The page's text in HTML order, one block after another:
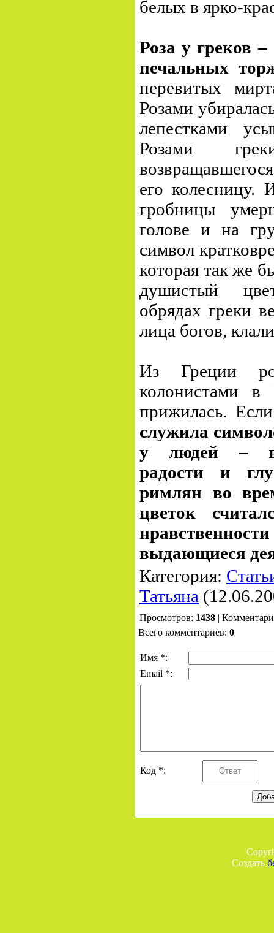
белых в ярко-
Роза у греков
печальных
перевитых
Розами
лепестками
Розами
его
гробницы
голове и на
символ
которая так же
душистый
обрядах греки
лица богов,
Из Греции
колонистами
прижилась.
служила
у людей –
радости и
римлян во
цветок
выдающиеся
Категория:
Татьяна
Просмотров: 1438 |
Всего комментариев: 0
Имя *:
Email *:
Код *:
Создать